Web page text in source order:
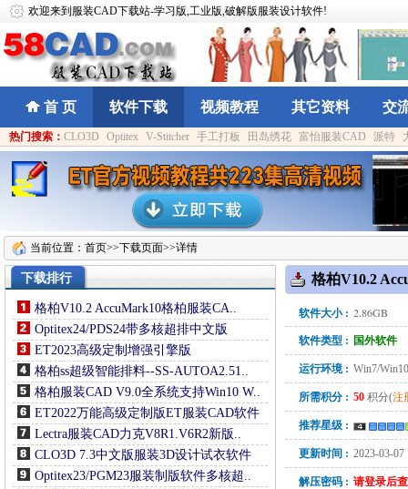
欢迎来到服装CAD下载站-学习版,工业版,破解版服装设计软件!
首 页 软件下载 视频教程 其它资料 交
热门搜索： CLO3D Optitex V-Stitcher 手工打板 田岛绣花 富怡服装CAD 派特
当前位置： 首页>>下载页面>>详情
下载排行
格柏V10.2 AccuMark10格柏服装CA..
Optitex24/PDS24带多核超排中文版
ET2023高级定制增强引擎版
格柏ss超级智能排料--SS-AUTOA2.51..
格柏服装CAD V9.0全系统支持Win10 W..
ET2022万能高级定制版ET服装CAD软件
Lectra服装CAD力克V8R1.V6R2新版..
CLO3D 7.3中文版服装3D设计试衣软件
Optitex23/PGM23服装制版软件多核超..
格柏V10.2
软件大小 : 2.86GB
软件类型 : 国外软件
运行环境 : Win7/
所需积分 : 50 积分(注
推荐星级 :
更新时间 : 2023-03-07
解压密码 : 请登录后